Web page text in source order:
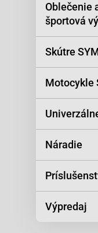
Oblečenie
športová
Skútre
Motocykle
Náradie
Výpredaj